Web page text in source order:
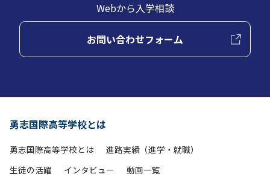
Webから入学相談
お問い合わせフォーム
勇志国際高等学校とは
勇志国際高等学校とは
進路実績（進学・就職）
生徒の活躍
インタビュー 動画一覧